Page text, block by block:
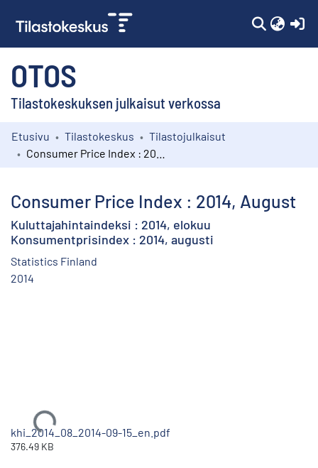
OTOS
Tilastokeskuksen julkaisut verkossa
Kokoelmat
Etusivu Tilastokeskus
Tilastojulkaisut
Consumer Price Index : 2014, August
Kuluttajahintaindeksi : 2014, elokuu
Konsumentprisindex : 2014, augusti
Statistics Finland
2014
Ladataan...
khi_2014_08_2014-09-15_en.pdf
376.49 KB